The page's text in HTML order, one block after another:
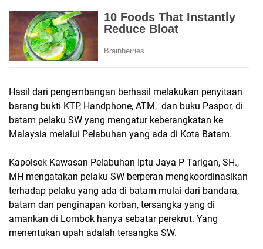
Hasil dari pengembangan berhasil melakukan penyitaan
barang bukti KTP, Handphone, ATM, dan buku Paspor, di
batam pelaku SW yang mengatur keberangkatan ke
Malaysia melalui Pelabuhan yang ada di Kota Batam.
Kapolsek Kawasan Pelabuhan Iptu Jaya P Tarigan, SH.,
MH mengatakan pelaku SW berperan mengkoordinasikan
terhadap pelaku yang ada di batam mulai dari bandara,
batam dan penginapan korban, tersangka yang di
amankan di Lombok hanya sebatar perekrut. Yang
menentukan upah adalah tersangka SW.